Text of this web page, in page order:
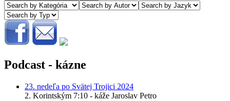
Podcast - kázne
23. nedeľa po Svätej Trojici 2024
2. Korintským 7:10 - káže Jaroslav Petro